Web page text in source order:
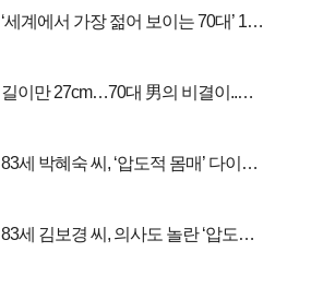
‘세계에서 가장 젊어 보이는 70대’ 1위
길이만 27cm…70대 男의 비결이..충
83세 박혜숙 씨, ‘압도적 몸매’ 다이어
83세 김보경 씨, 의사도 놀란 ‘압도적